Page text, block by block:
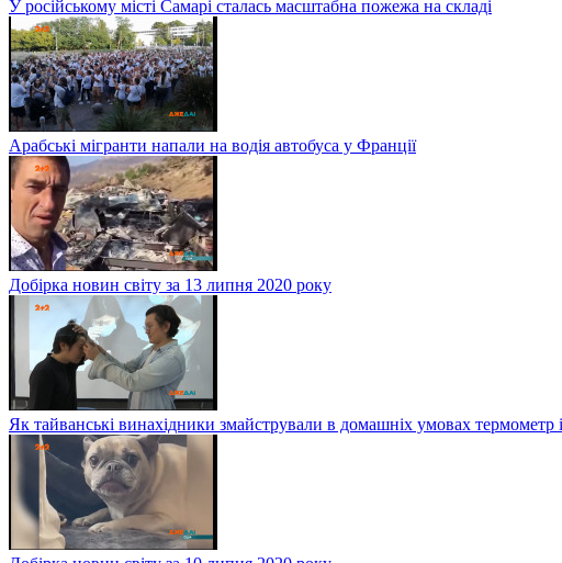
У російському місті Самарі сталась масштабна пожежа на складі
Арабські мігранти напали на водія автобуса у Франції
Добірка новин світу за 13 липня 2020 року
Як тайванські винахідники змайстрували в домашніх умовах термометр і